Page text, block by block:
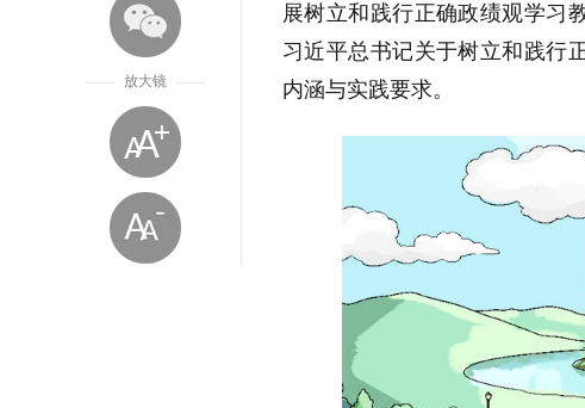
放大镜
展树立和践行正确政绩观学习
习近平总书记关于树立和践行
内涵与实践要求。